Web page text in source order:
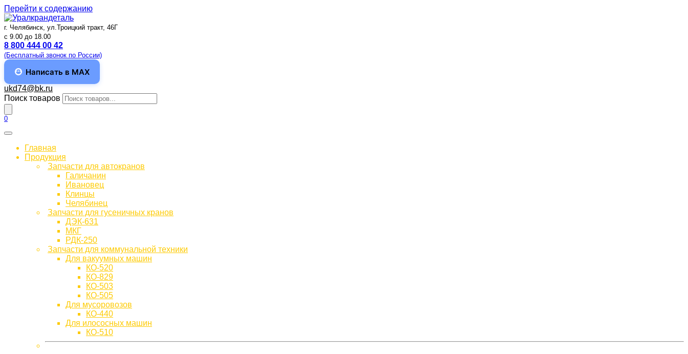
Перейти к содержанию
г. Челябинск, ул.Троицкий тракт, 46Г
c 9.00 до 18.00
8 800 444 00 42
(Бесплатный звонок по России)
Написать в MAX
ukd74@bk.ru
Поиск товаров
0
Главная
Продукция
Запчасти для автокранов
Галичанин
Ивановец
Клинцы
Челябинец
Запчасти для гусеничных кранов
ДЭК-631
МКГ
РДК-250
Запчасти для коммунальной техники
Для вакуумных машин
КО-520
КО-829
КО-503
КО-505
Для мусоровозов
КО-440
Для илососных машин
КО-510